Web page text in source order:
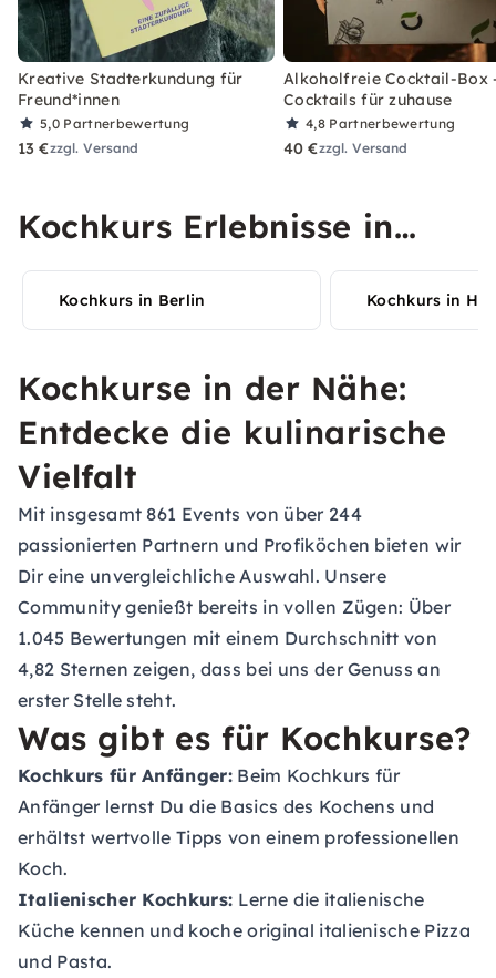
Kreative Stadterkundung für
Freund*innen
5,0 Partnerbewertung
13 €zzgl. Versand
Alkoholfreie Cocktail-Box
Cocktails für zuhause
4,8 Partnerbewertung
40 €zzgl. Versand
Kochkurs Erlebnisse in
Deiner Stadt entdecken
Kochkurs in Berlin Kochkurs in
Kochkurse in der Nähe:
Entdecke die kulinarische
Vielfalt
Mit insgesamt 861 Events von über 244
passionierten Partnern und Profiköchen bieten wir
Dir eine unvergleichliche Auswahl. Unsere
Community genießt bereits in vollen Zügen: Über
1.045 Bewertungen mit einem Durchschnitt von
4,82 Sternen zeigen, dass bei uns der Genuss an
erster Stelle steht.
Was gibt es für Kochkurse?
Kochkurs für Anfänger: Beim Kochkurs für
Anfänger lernst Du die Basics des Kochens und
erhältst wertvolle Tipps von einem professionellen
Koch.
Italienischer Kochkurs: Lerne die italienische
Küche kennen und koche original italienische Pizza
und Pasta.